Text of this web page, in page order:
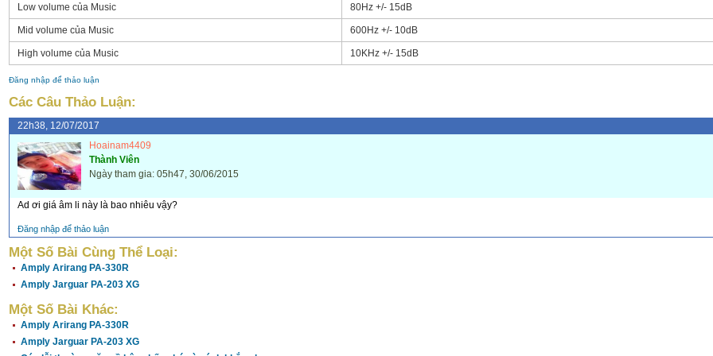
Low volume của Music 80Hz +/- 15dB
Mid volume của Music 600Hz +/- 10dB
High volume của Music 10KHz +/- 15dB
Đăng nhập để thảo luận
Các Câu Thảo Luận:
22h38, 12/07/2017
Hoainam4409
Thành Viên
Ngày tham gia: 05h47, 30/06/2015
Ad ơi giá âm li này là bao nhiêu vậy?
Đăng nhập để thảo luận
Một Số Bài Cùng Thể Loại:
Amply Arirang PA-330R
Amply Jarguar PA-203 XG
Một Số Bài Khác:
Amply Arirang PA-330R
Amply Jarguar PA-203 XG